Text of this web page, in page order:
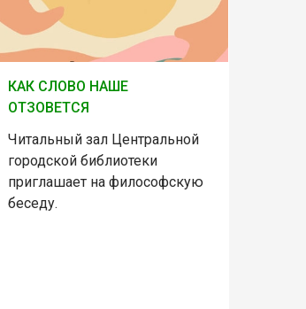
КАК СЛОВО НАШЕ
ОТЗОВЕТСЯ
Читальный зал Центральной
городской библиотеки
приглашает на философскую
беседу.